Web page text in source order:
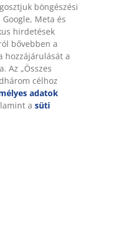
meghitt hangulatra
az asztalra,
égősorokat is a
böngészési
Meta és
hirdetések
bővebben a
hozzájárulását a
Az „Összes
célhoz
adatok
a süti